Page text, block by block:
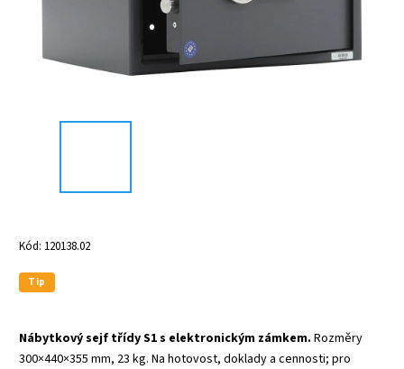
Kód: 120138.02
Tip
Nábytkový sejf třídy S1 s elektronickým zámkem. Rozměry
300×440×355 mm, 23 kg. Na hotovost, doklady a cennosti; pro